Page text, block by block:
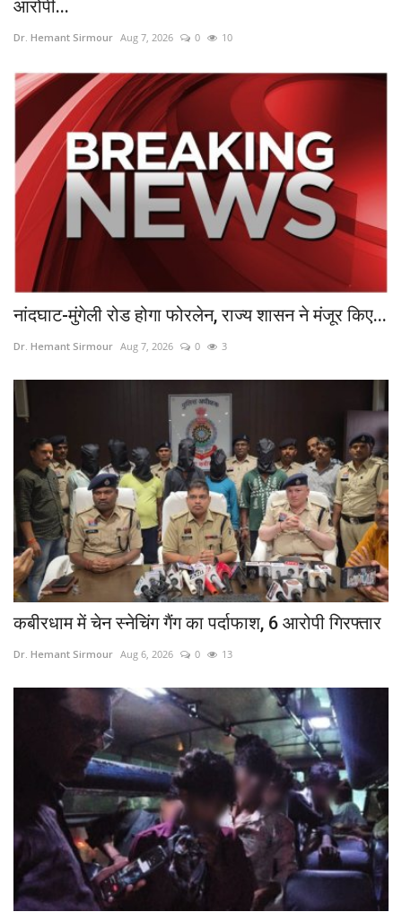
आरोपी...
Dr. Hemant Sirmour Aug 7, 2026 0 10
नांदघाट-मुंगेली रोड होगा फोरलेन, राज्य शासन ने मंजूर किए...
Dr. Hemant Sirmour Aug 7, 2026 0 3
कबीरधाम में चेन स्नेचिंग गैंग का पर्दाफाश, 6 आरोपी गिरफ्तार
Dr. Hemant Sirmour Aug 6, 2026 0 13